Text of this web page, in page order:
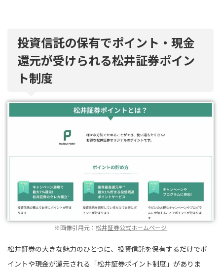
投資信託の保有でポイント・現金
還元が受けられる松井証券ポイン
ト制度
※画像引用元： 松井証券公式ホームページ
松井証券の大きな魅力のひとつに、投資信託を保有するだけでポ
イントや現金が還元される「松井証券ポイント制度」がありま